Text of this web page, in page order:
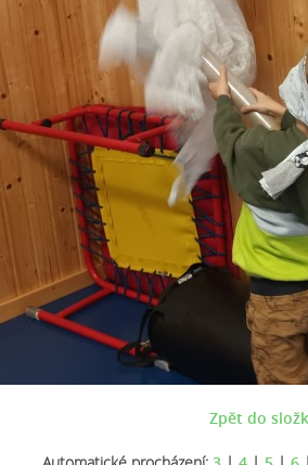
Zpět do